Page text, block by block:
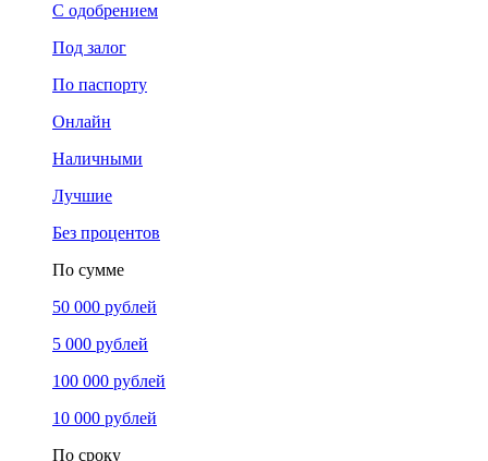
С одобрением
Под залог
По паспорту
Онлайн
Наличными
Лучшие
Без процентов
По сумме
50 000 рублей
5 000 рублей
100 000 рублей
10 000 рублей
По сроку